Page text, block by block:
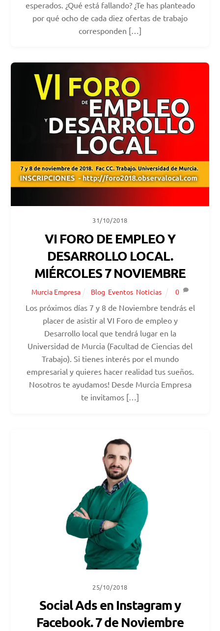
esperados. ¿Qué está fallando? ¿Te has planteado
por qué ocho de cada diez ofertas de trabajo
corresponden […]
31/10/2018
VI FORO DE EMPLEO Y
DESARROLLO LOCAL.
MIÉRCOLES 7 NOVIEMBRE
Murcia Empresa Blog Eventos Noticias 0
Los próximos días 7 y 8 de Noviembre tendrás el
placer de asistir al VI Foro de empleo y
Desarrollo local que tendrá lugar en la
Universidad de Murcia (Facultad de Ciencias del
Trabajo). Si tienes interés por el mundo
empresarial y quieres hacer realidad tus sueños.
Nosotros te ayudamos! Desde Murcia Empresa
te invitamos […]
25/10/2018
Social Ads en Instagram y
Facebook. 7 de Noviembre